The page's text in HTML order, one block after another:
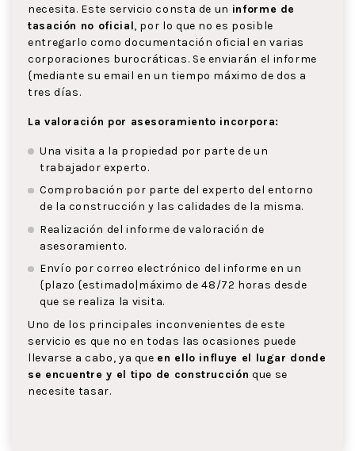
necesita. Este servicio consta de un informe de
tasación no oficial, por lo que no es posible
entregarlo como documentación oficial en varias
corporaciones burocráticas. Se enviarán el informe
{mediante su email en un tiempo máximo de dos a
tres días.
La valoración por asesoramiento incorpora:
Una visita a la propiedad por parte de un
trabajador experto.
Comprobación por parte del experto del entorno
de la construcción y las calidades de la misma.
Realización del informe de valoración de
asesoramiento.
Envío por correo electrónico del informe en un
{plazo {estimado|máximo de 48/72 horas desde
que se realiza la visita.
Uno de los principales inconvenientes de este
servicio es que no en todas las ocasiones puede
llevarse a cabo, ya que en ello influye el lugar donde
se encuentre y el tipo de construcción que se
necesite tasar.